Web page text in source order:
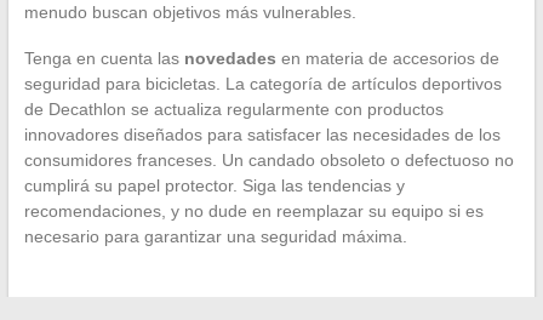
menudo buscan objetivos más vulnerables.
Tenga en cuenta las novedades en materia de accesorios de
seguridad para bicicletas. La categoría de artículos deportivos
de Decathlon se actualiza regularmente con productos
innovadores diseñados para satisfacer las necesidades de los
consumidores franceses. Un candado obsoleto o defectuoso no
cumplirá su papel protector. Siga las tendencias y
recomendaciones, y no dude en reemplazar su equipo si es
necesario para garantizar una seguridad máxima.